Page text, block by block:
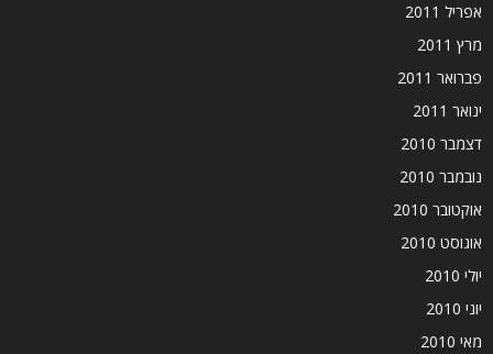
אפריל 2011
מרץ 2011
פברואר 2011
ינואר 2011
דצמבר 2010
נובמבר 2010
אוקטובר 2010
אוגוסט 2010
יולי 2010
יוני 2010
מאי 2010